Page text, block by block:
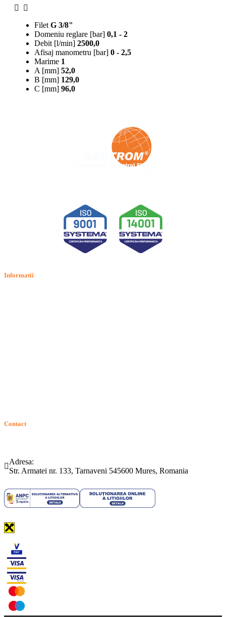
Filet G 3/8"
Domeniu reglare [bar] 0,1 - 2
Debit [l/min] 2500,0
Afisaj manometru [bar] 0 - 2,5
Marime 1
A [mm] 52,0
B [mm] 129,0
C [mm] 96,0
Informatii
Contact
Adresa:
Str. Armatei nr. 133, Tarnaveni 545600 Mures, Romania